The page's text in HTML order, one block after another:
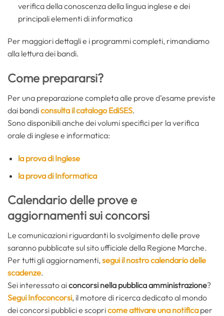
verifica della conoscenza della lingua inglese e dei
principali elementi di informatica
Per maggiori dettagli e i programmi completi, rimandiamo
alla lettura dei bandi.
Come prepararsi?
Per una preparazione completa alle prove d’esame previste
dai bandiconsulta il catalogo EdiSES.
Sono disponibili anche dei volumi specifici per la verifica
orale di inglese e informatica:
la prova di Inglese
la prova di Informatica
Calendario delle prove e
aggiornamenti sui concorsi
Le comunicazioni riguardanti lo svolgimento delle prove
saranno pubblicate sul sito ufficiale della Regione Marche.
Per tutti gli aggiornamenti,segui il nostro calendario delle
scadenze.
Sei interessato aiconcorsi nella pubblica amministrazione?
Segui Infoconcorsi, il motore di ricerca dedicato al mondo
dei concorsi pubblici e scopricome attivare una notifica per